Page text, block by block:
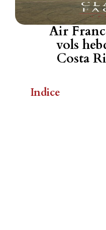
Air
vols
Costa
Indice